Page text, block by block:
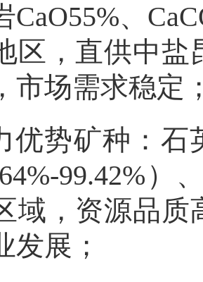
CaO55%、
区，直供中
市场需求稳定
优势矿种：石
99.42% ）
域，资源品质
发展；